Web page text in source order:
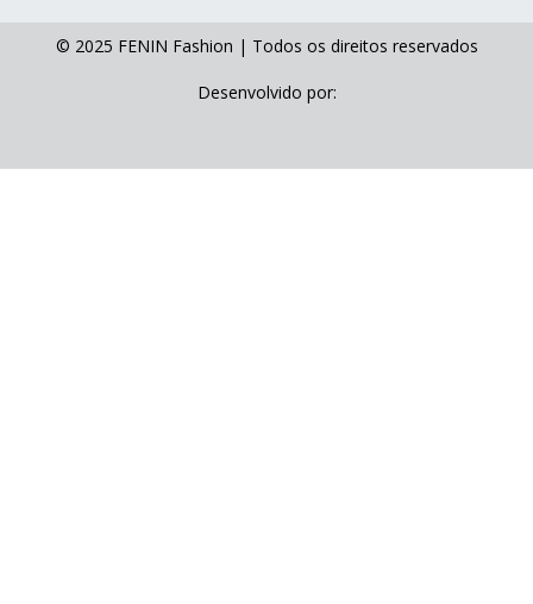
© 2025 FENIN Fashion | Todos os direitos reservados
Desenvolvido por: